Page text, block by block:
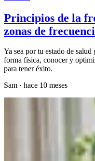
Principios de la
zonas de
Ya sea por tu estado de
forma física, conocer y
para tener éxito.
Sam · hace 10 meses